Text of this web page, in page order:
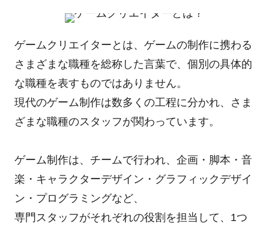
ゲームクリエイターとは、ゲームの制作に携わる
さまざまな職種を総称した言葉で、個別の具体的
な職種を表すものではありません。
現代のゲーム制作は数多くの工程に分かれ、さま
ざまな職種のスタッフが関わっています。
ゲーム制作は、チームで行われ、企画・脚本・音
楽・キャラクターデザイン・グラフィックデザイ
ン・プログラミングなど、
専門スタッフがそれぞれの役割を担当して、1つ